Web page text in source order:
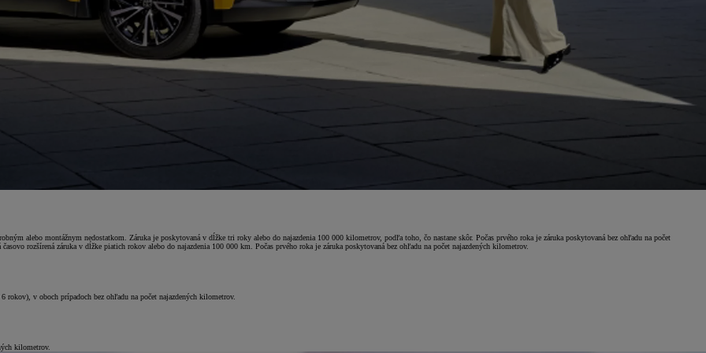
alebo montážnym nedostatkom. Záruka je poskytovaná v dĺžke tri roky alebo do najazdenia 100 000 kilometrov, podľa toho, čo nastane skôr. Počas prvého roka je záruka poskytovaná bez ohľadu na počet
rozšírená záruka v dĺžke piatich rokov alebo do najazdenia 100 000 km. Počas prvého roka je záruka poskytovaná bez ohľadu na počet najazdených kilometrov.
rokov), v oboch prípadoch bez ohľadu na počet najazdených kilometrov.
kilometrov.